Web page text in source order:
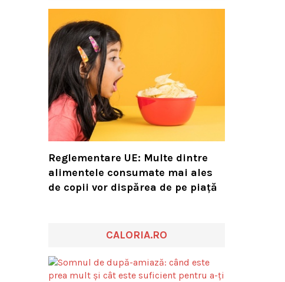
Reglementare UE: Multe dintre
alimentele consumate mai ales
de copii vor dispărea de pe piață
CALORIA.RO